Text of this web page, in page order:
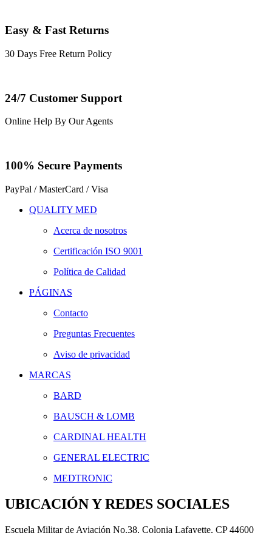
Easy & Fast Returns
30 Days Free Return Policy
24/7 Customer Support
Online Help By Our Agents
100% Secure Payments
PayPal / MasterCard / Visa
QUALITY MED
Acerca de nosotros
Certificación ISO 9001
Política de Calidad
PÁGINAS
Contacto
Preguntas Frecuentes
Aviso de privacidad
MARCAS
BARD
BAUSCH & LOMB
CARDINAL HEALTH
GENERAL ELECTRIC
MEDTRONIC
UBICACIÓN Y REDES SOCIALES
Escuela Militar de Aviación No.38, Colonia Lafayette, CP 44600